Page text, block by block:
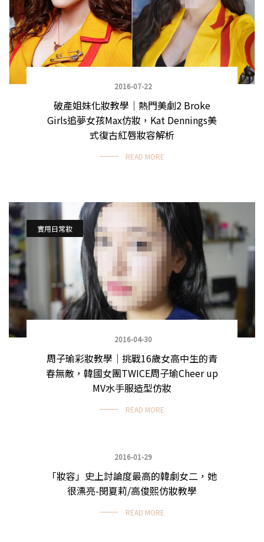
2016-07-22
破產姐妹化妝教學｜熱門美劇2 Broke
Girls追夢女孩Max仿妝，Kat Dennings美
式復古紅唇妝容解析
READ MORE
實用日常妝
2016-04-30
周子瑜彩妝教學｜挑戰16歲女高中生的青
春無敵，韓國女團TWICE周子瑜Cheer up
MV水手服造型仿妝
READ MORE
實用日常妝
2016-01-29
「妝容」史上討論度最高的韓劇女二，她
很漂亮-閔夏莉/高俊熙仿妝教學
READ MORE